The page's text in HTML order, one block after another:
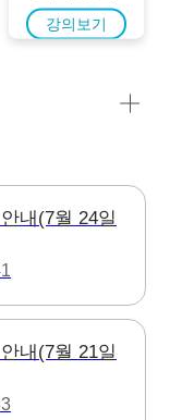
강의보기
내(7월 24일
내(7월 21일